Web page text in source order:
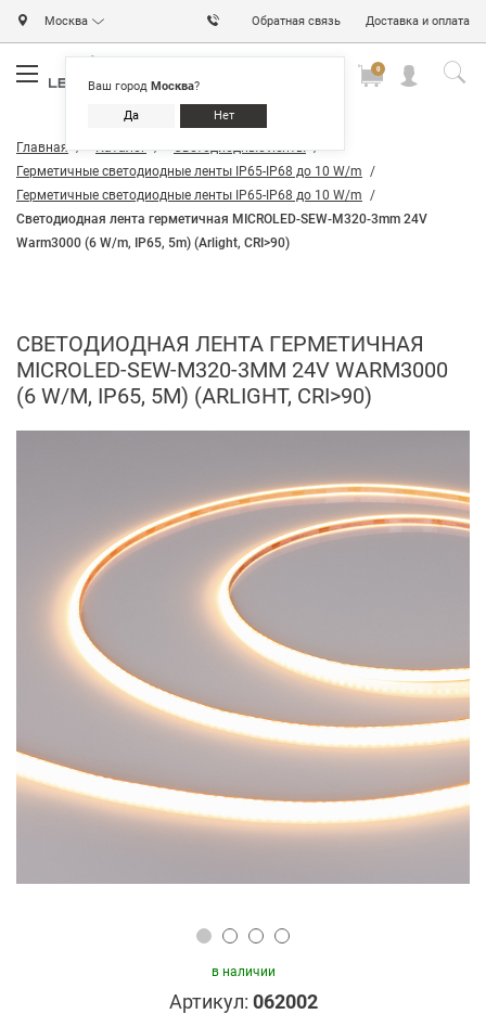
Москва
Ваш город Москва?
Да Нет
Обратная связь Доставка и оплата
0
Главная Каталог
Светодиодные ленты
Герметичные светодиодные ленты IP65-IP68 до 10 W/m
Герметичные светодиодные ленты IP65-IP68 до 10 W/m
Светодиодная лента герметичная MICROLED-SEW-M320-3mm 24V
Warm3000 (6 W/m, IP65, 5m) (Arlight, CRI>90)
СВЕТОДИОДНАЯ ЛЕНТА ГЕРМЕТИЧНАЯ
MICROLED-SEW-M320-3MM 24V WARM3000
(6 W/M, IP65, 5M) (ARLIGHT, CRI>90)
в наличии
Артикул: 062002